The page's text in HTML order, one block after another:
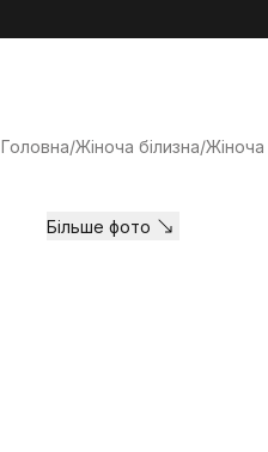
Головна/Жіноча білизна/Жіноча
Більше фото